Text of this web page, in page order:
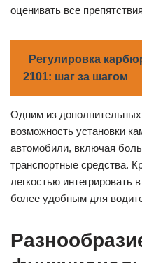
оценивать все
Регулировка
2101: шаг за шагом
Одним из
возможность установки
автомобили, включая
транспортные средства.
легкостью интегрировать
более удобным для